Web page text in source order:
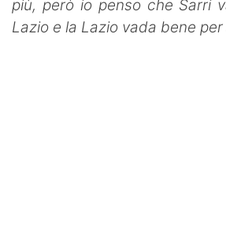
più, però io penso che Sarri
Lazio e la Lazio vada bene per